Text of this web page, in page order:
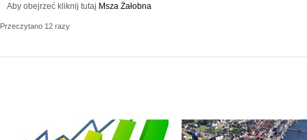
Aby obejrzeć kliknij tutaj Msza Żałobna
Przeczytano 12 razy